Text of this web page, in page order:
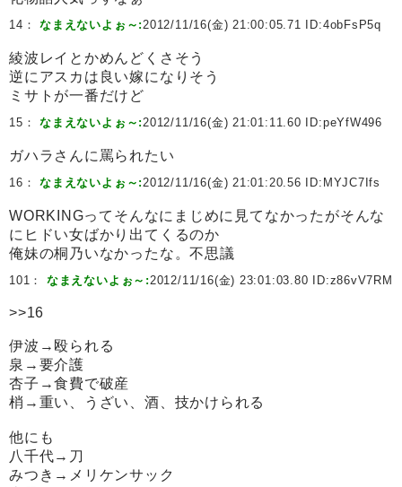
14：なまえないよぉ～:2012/11/16(金) 21:00:05.71 ID:4obFsP5q
綾波レイとかめんどくさそう
逆にアスカは良い嫁になりそう
ミサトが一番だけど
15：なまえないよぉ～:2012/11/16(金) 21:01:11.60 ID:peYfW496
ガハラさんに罵られたい
16：なまえないよぉ～:2012/11/16(金) 21:01:20.56 ID: MYJC7Ifs
WORKINGってそんなにまじめに見てなかったがそんな
にヒドい女ばかり出てくるのか
俺妹の桐乃いなかったな。不思議
101： なまえないよぉ～:2012/11/16(金) 23:01:03.80 ID:z86vV7RM
>>16
伊波→殴られる
泉→要介護
杏子→食費で破産
梢→重い、うざい、酒、技かけられる
他にも
八千代→刀
みつき→メリケンサック